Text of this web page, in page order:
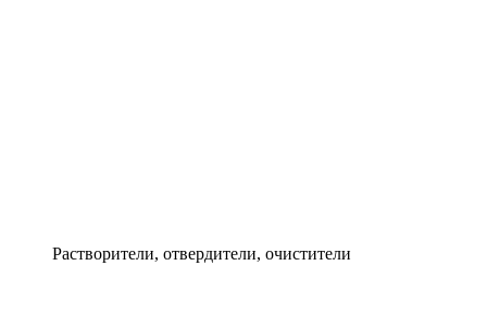
Растворители, отвердители, очистители